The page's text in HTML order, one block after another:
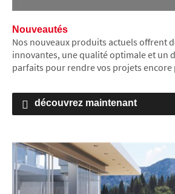
Nouveautés
Nos nouveaux produits actuels offrent
innovantes, une qualité optimale et un
parfaits pour rendre vos projets encore
découvrez maintenant